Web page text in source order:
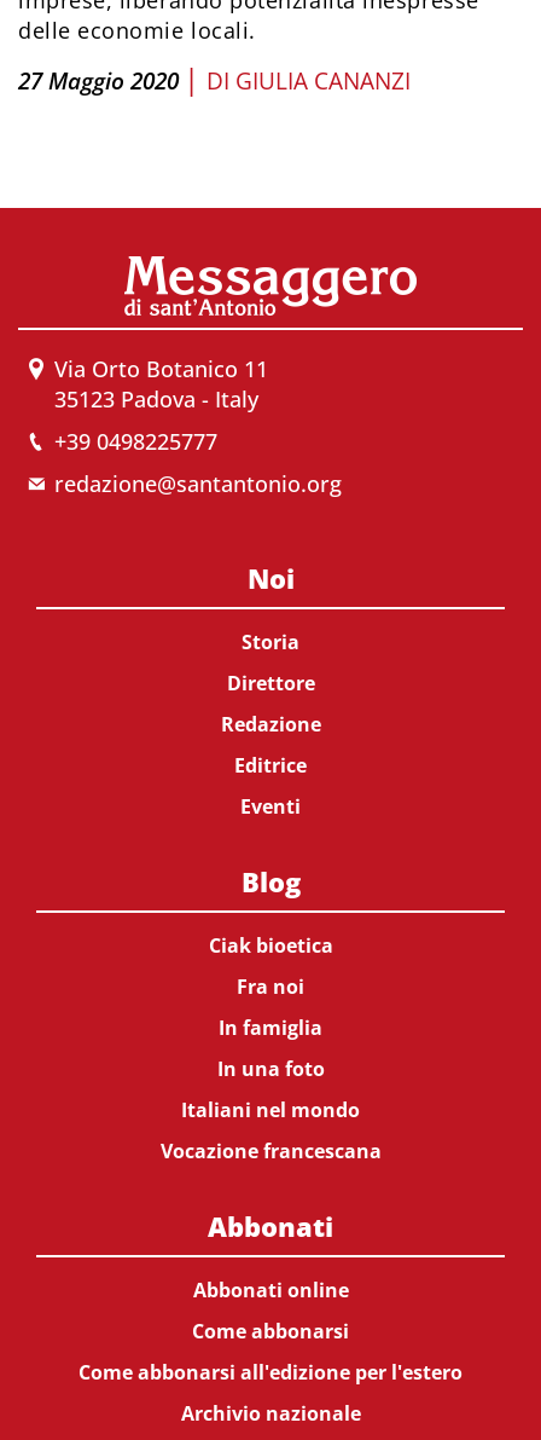
delle economie locali.
27 Maggio 2020 | DI GIULIA CANANZI
Via Orto Botanico 11
35123 Padova - Italy
+39 0498225777
redazione@santantonio.org
Noi
Storia
Direttore
Redazione
Editrice
Eventi
Blog
Ciak bioetica
Fra noi
In famiglia
In una foto
Italiani nel mondo
Vocazione francescana
Abbonati
Abbonati online
Come abbonarsi
Come abbonarsi all'edizione per l'estero
Archivio nazionale